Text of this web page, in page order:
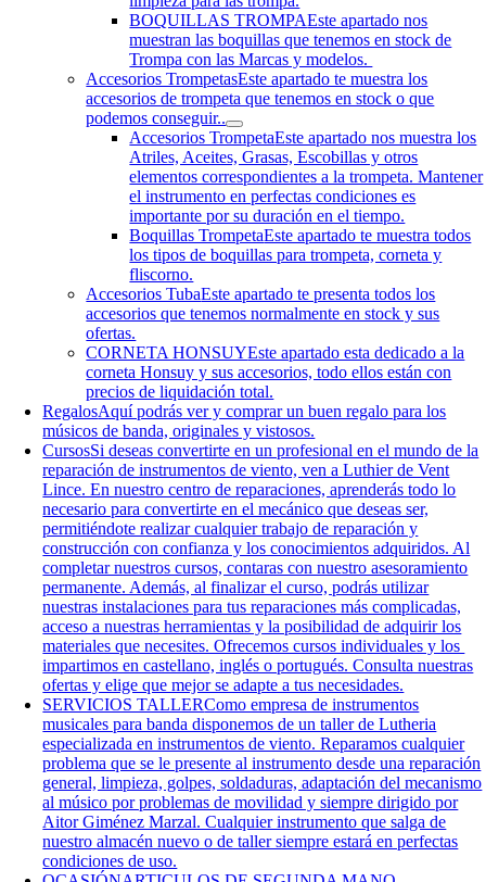
BOQUILLAS TROMPAEste apartado nos
muestran las boquillas que tenemos en stock de
Trompa con las Marcas y modelos.
Accesorios TrompetasEste apartado te muestra los
accesorios de trompeta que tenemos en stock o que
podemos conseguir..
Accesorios TrompetaEste apartado nos muestra los
Atriles, Aceites, Grasas, Escobillas y otros
elementos correspondientes a la trompeta. Mantener
el instrumento en perfectas condiciones es
importante por su duración en el tiempo.
Boquillas TrompetaEste apartado te muestra todos
los tipos de boquillas para trompeta, corneta y
fliscorno.
Accesorios TubaEste apartado te presenta todos los
accesorios que tenemos normalmente en stock y sus
ofertas.
CORNETA HONSUYEste apartado esta dedicado a la
corneta Honsuy y sus accesorios, todo ellos están con
precios de liquidación total.
RegalosAquí podrás ver y comprar un buen regalo para los
músicos de banda, originales y vistosos.
CursosSi deseas convertirte en un profesional en el mundo de la
reparación de instrumentos de viento, ven a Luthier de Vent
Lince. En nuestro centro de reparaciones, aprenderás todo lo
necesario para convertirte en el mecánico que deseas ser,
permitiéndote realizar cualquier trabajo de reparación y
construcción con confianza y los conocimientos adquiridos. Al
completar nuestros cursos, contaras con nuestro asesoramiento
permanente. Además, al finalizar el curso, podrás utilizar
nuestras instalaciones para tus reparaciones más complicadas,
acceso a nuestras herramientas y la posibilidad de adquirir los
materiales que necesites. Ofrecemos cursos individuales y los
impartimos en castellano, inglés o portugués. Consulta nuestras
ofertas y elige que mejor se adapte a tus necesidades.
SERVICIOS TALLERComo empresa de instrumentos
musicales para banda disponemos de un taller de Lutheria
especializada en instrumentos de viento. Reparamos cualquier
problema que se le presente al instrumento desde una reparación
general, limpieza, golpes, soldaduras, adaptación del mecanismo
al músico por problemas de movilidad y siempre dirigido por
Aitor Giménez Marzal. Cualquier instrumento que salga de
nuestro almacén nuevo o de taller siempre estará en perfectas
condiciones de uso.